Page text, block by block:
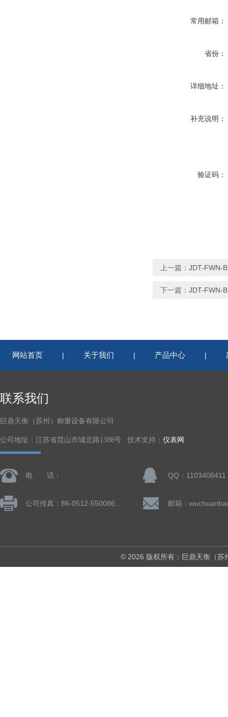
常用邮箱：
省份：
详细地址：
补充说明：
验证码：
上一篇： JDT-FWN-
下一篇： JDT-FWN-
网站首页 | 关于我们 | 产品中心 |
联系我们
巨鼎天衡（苏州）称重设备有限公司
公司地址：江苏省昆山市城北路1388号 技术支持： 仪表网
电 话： QQ：1103408411
© 2026 版权所有：巨鼎天衡（